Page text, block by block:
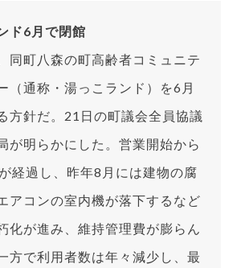
ド6月で閉館
同町八森の町高齢者コミュニテ
（通称・湯っこランド）を6月
方針だ。21日の町議会全員協議
が明らかにした。営業開始から
経過し、昨年8月には建物の腐
アコンの室内機が落下するなど
化が進み、維持管理費が膨らん
方で利用者数は年々減少し、最